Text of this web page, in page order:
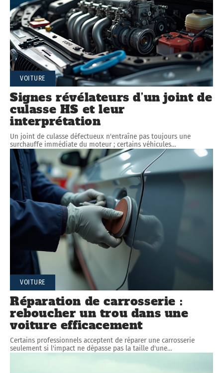
VOITURE
Signes révélateurs d’un joint de
culasse HS et leur
interprétation
Un joint de culasse défectueux n'entraîne pas toujours une
surchauffe immédiate du moteur ; certains véhicules…
VOITURE
Réparation de carrosserie :
reboucher un trou dans une
voiture efficacement
Certains professionnels acceptent de réparer une carrosserie
seulement si l'impact ne dépasse pas la taille d'une…